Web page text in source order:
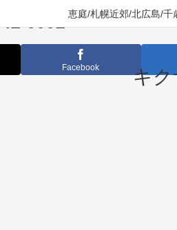
恵庭/札幌近郊/北広島/千
キク
0001
Facebook